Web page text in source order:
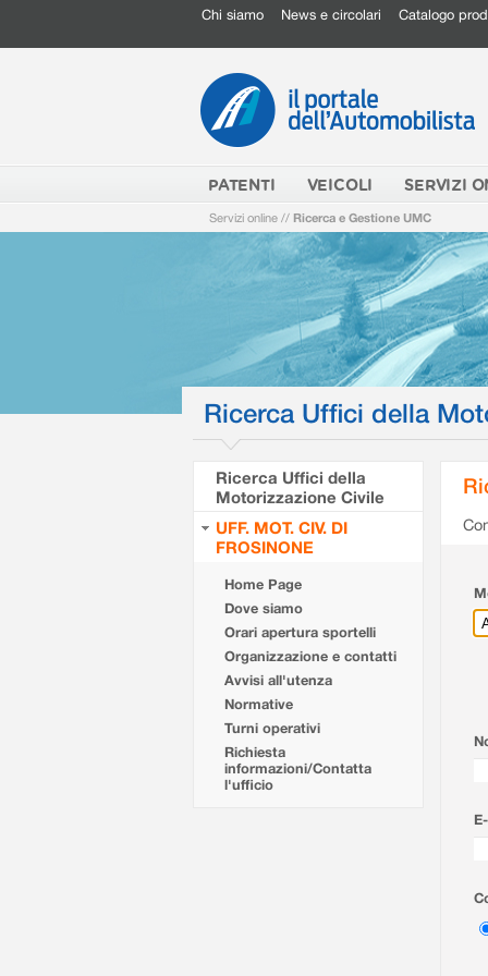
Chi siamo News e circolari Catalogo
PATENTI VEICOLI SERVIZI
Servizi online // Ricerca e Gestione UMC
Ricerca Uffici della
Ricerca Uffici della
Motorizzazione Civile
UFF. MOT. CIV. DI
FROSINONE
Home Page
Dove siamo
Orari apertura sportelli
Organizzazione e contatti
Avvisi all'utenza
Normative
Turni operativi
Richiesta
informazioni/Contatta
l'ufficio